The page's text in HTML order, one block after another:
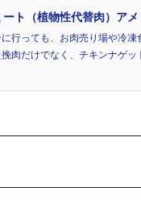
ト（植物性代替肉）アメ
行っても、お肉売り場や冷
肉だけでなく、チキンナゲ